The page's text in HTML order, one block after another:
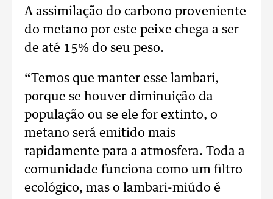
A assimilação do carbono proveniente
do metano por este peixe chega a ser
de até 15% do seu peso.
“Temos que manter esse lambari,
porque se houver diminuição da
população ou se ele for extinto, o
metano será emitido mais
rapidamente para a atmosfera. Toda a
comunidade funciona como um filtro
ecológico, mas o lambari-miúdo é